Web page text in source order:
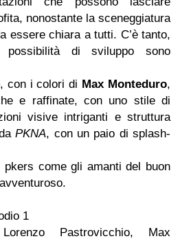
nonostante la sceneggiatura
essere chiara a tutti. C’è tanto,
di sviluppo sono
, con i colori di Max Monteduro,
e raffinate, con uno stile di
visive intriganti e struttura
PKNA, con un paio di splash-
come gli amanti del buon
1
Pastrovicchio, Max